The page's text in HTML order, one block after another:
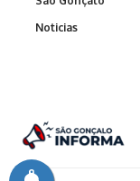
Noticias